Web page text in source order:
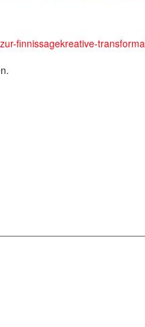
finnissagekreative-